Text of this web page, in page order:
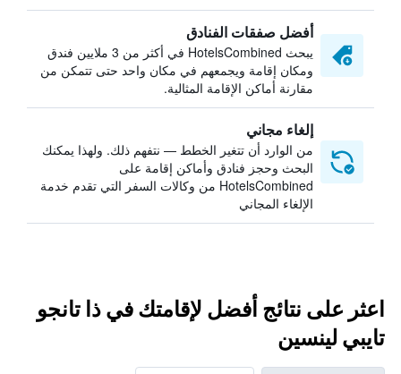
أفضل صفقات الفنادق
يبحث HotelsCombined في أكثر من 3 ملايين فندق
ومكان إقامة ويجمعهم في مكان واحد حتى تتمكن من
مقارنة أماكن الإقامة المثالية.
إلغاء مجاني
من الوارد أن تتغير الخطط — نتفهم ذلك. ولهذا يمكنك
البحث وحجز فنادق وأماكن إقامة على
HotelsCombined من وكالات السفر التي تقدم خدمة
الإلغاء المجاني
اعثر على نتائج أفضل لإقامتك في ذا تانجو
تايبي لينسين